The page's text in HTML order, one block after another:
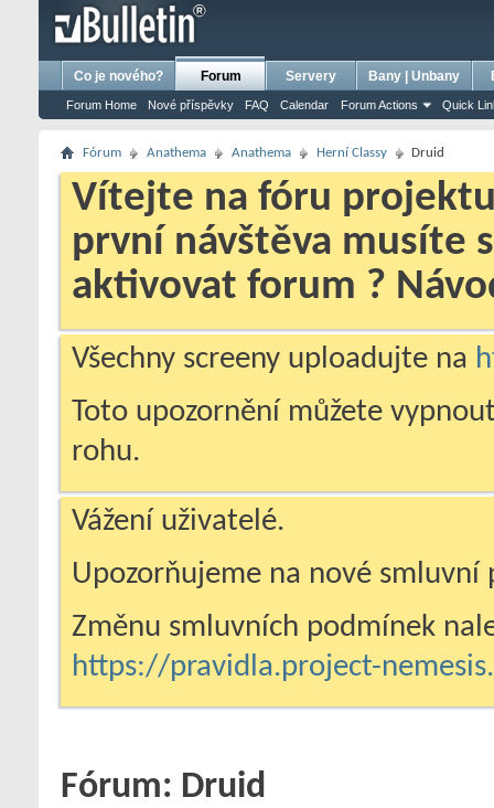
Co je nového? Forum
Forum Home Nové příspěvky FAQ Calendar Forum Actions Quick
Servery Bany | Unbany
Fórum Anathema Anathema Herní­ Classy Druid
Vítejte na fóru projektu
první návštěva musíte
aktivovat forum ?
Všechny screeny uploadujte na
Toto upozornění můžete
rohu.
Vážení uživatelé.
Upozorňujeme na nové smluvní
Změnu smluvních podmínek
https://pravidla.project-
Fórum: Druid